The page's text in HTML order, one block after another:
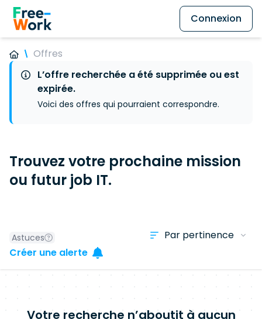
Connexion
Offres
L’offre recherchée a été supprimée ou est
expirée.
Voici des offres qui pourraient correspondre.
Trouvez votre prochaine mission
ou futur job IT.
Astuces
Créer une alerte
Votre recherche n’aboutit à aucun